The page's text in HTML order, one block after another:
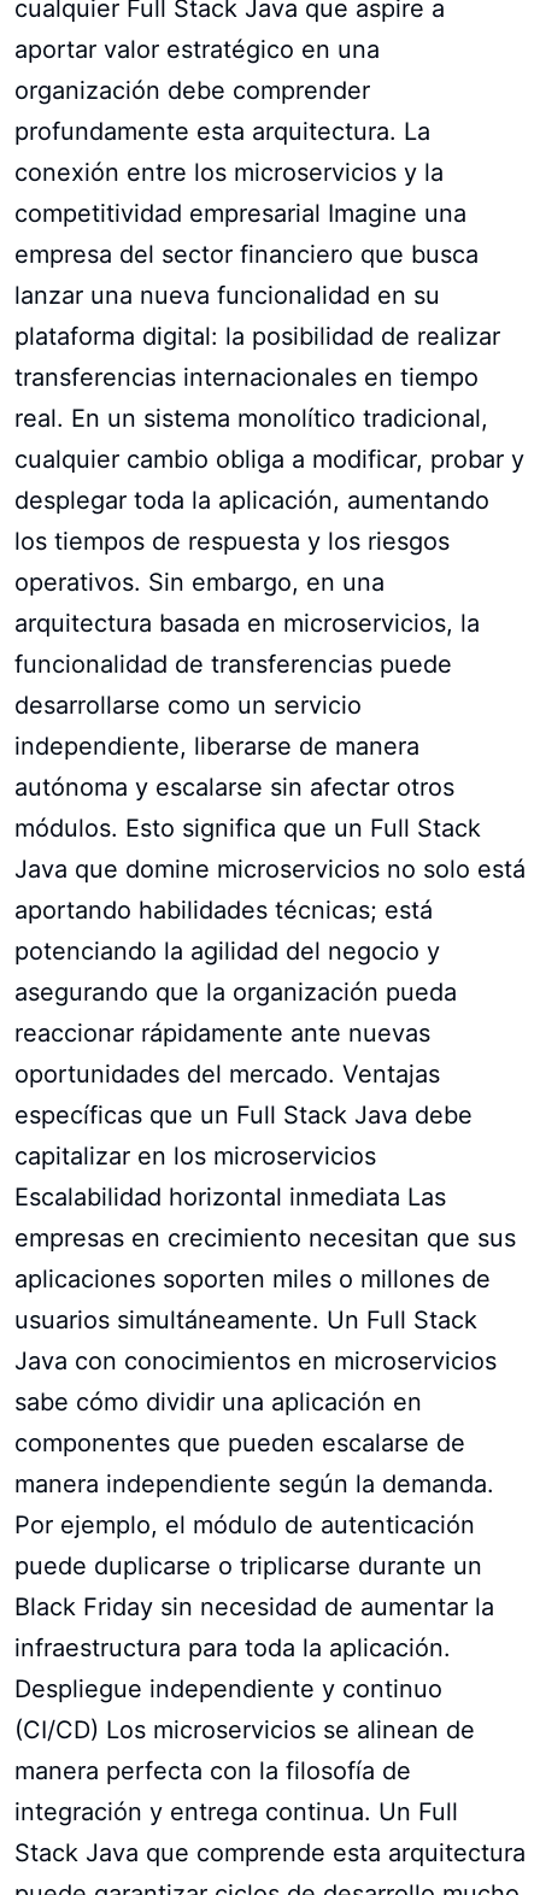
cualquier Full Stack Java que aspire a
aportar valor estratégico en una
organización debe comprender
profundamente esta arquitectura. La
conexión entre los microservicios y la
competitividad empresarial Imagine una
empresa del sector financiero que busca
lanzar una nueva funcionalidad en su
plataforma digital: la posibilidad de realizar
transferencias internacionales en tiempo
real. En un sistema monolítico tradicional,
cualquier cambio obliga a modificar, probar y
desplegar toda la aplicación, aumentando
los tiempos de respuesta y los riesgos
operativos. Sin embargo, en una
arquitectura basada en microservicios, la
funcionalidad de transferencias puede
desarrollarse como un servicio
independiente, liberarse de manera
autónoma y escalarse sin afectar otros
módulos. Esto significa que un Full Stack
Java que domine microservicios no solo está
aportando habilidades técnicas; está
potenciando la agilidad del negocio y
asegurando que la organización pueda
reaccionar rápidamente ante nuevas
oportunidades del mercado. Ventajas
específicas que un Full Stack Java debe
capitalizar en los microservicios
Escalabilidad horizontal inmediata Las
empresas en crecimiento necesitan que sus
aplicaciones soporten miles o millones de
usuarios simultáneamente. Un Full Stack
Java con conocimientos en microservicios
sabe cómo dividir una aplicación en
componentes que pueden escalarse de
manera independiente según la demanda.
Por ejemplo, el módulo de autenticación
puede duplicarse o triplicarse durante un
Black Friday sin necesidad de aumentar la
infraestructura para toda la aplicación.
Despliegue independiente y continuo
(CI/CD) Los microservicios se alinean de
manera perfecta con la filosofía de
integración y entrega continua. Un Full
Stack Java que comprende esta arquitectura